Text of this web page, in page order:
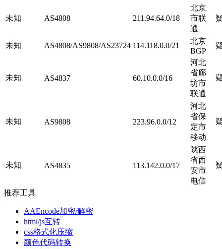
未知 AS4808 211.94.64.0/18
北京
市联
通
未知 AS4808/AS9808/AS23724 114.118.0.0/21
北京
BGP
未知 AS4837 60.10.0.0/16
河北
省廊
坊市
联通
未知 AS9808 223.96.0.0/12
河北
省保
定市
移动
未知 AS4835 113.142.0.0/17
陕西
省西
安市
电信
推荐工具
AAEncode加密/解密
html/js互转
css格式化压缩
颜色代码转换